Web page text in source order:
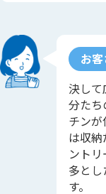
お
決して
分たち
チン
は収
ント
多と
す。